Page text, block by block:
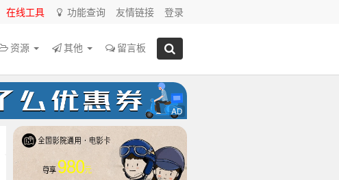
在线工具 功能查询 友情链接 登录
资源 其他 留言板